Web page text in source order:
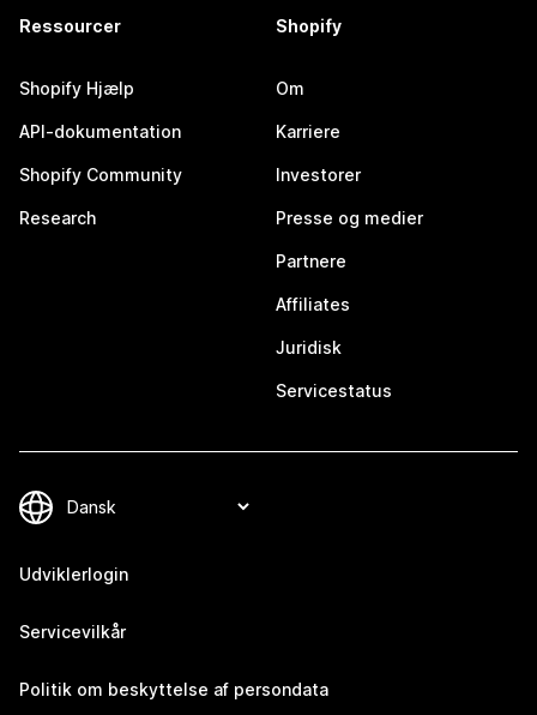
Ressourcer
Shopify Hjælp
API-dokumentation
Shopify Community
Research
Shopify
Om
Karriere
Investorer
Presse og medier
Partnere
Affiliates
Juridisk
Servicestatus
Udviklerlogin
Servicevilkår
Politik om beskyttelse af persondata